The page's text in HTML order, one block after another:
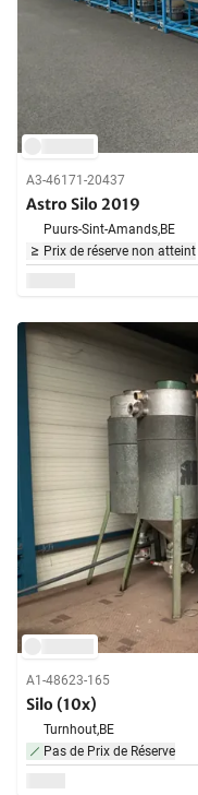
A3-46171-20437
Astro Silo 2019
Puurs-Sint-Amands,BE
Prix de réserve non atteint
A1-48623-165
Silo (10x)
Turnhout,BE
Pas de Prix de Réserve